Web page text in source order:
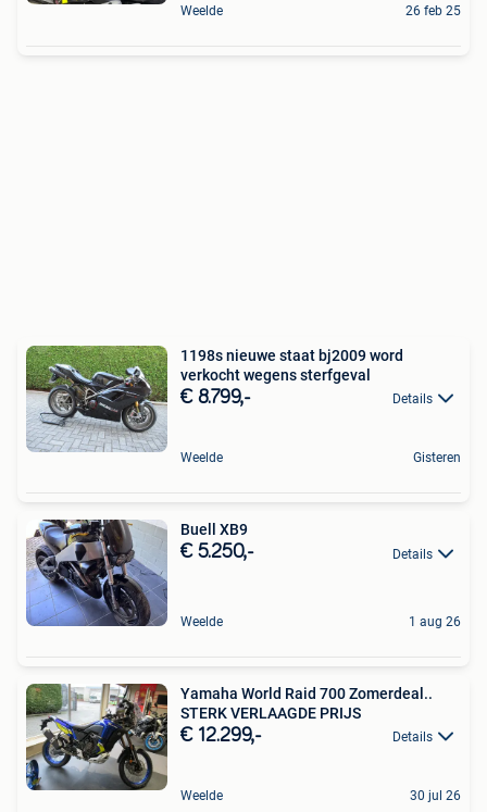
Weelde 26 feb 25
1198s nieuwe staat bj2009 word
verkocht wegens sterfgeval
€ 8.799,- Details
Weelde Gisteren
Buell XB9
€ 5.250,- Details
Weelde 1 aug 26
Yamaha World Raid 700 Zomerdeal..
STERK VERLAAGDE PRIJS
€ 12.299,- Details
Weelde 30 jul 26